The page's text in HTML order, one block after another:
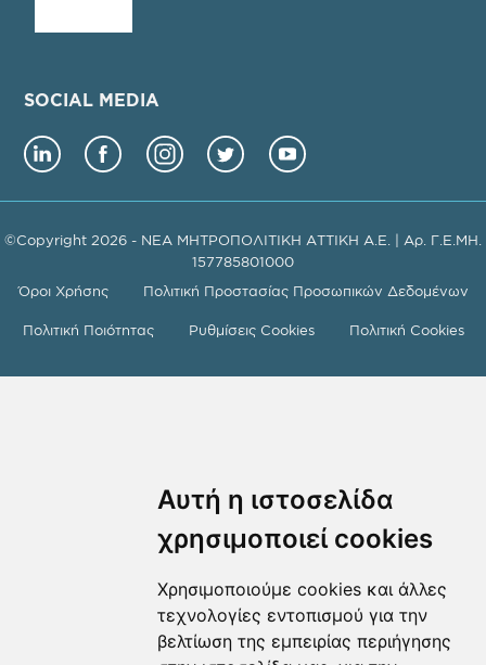
Αυτή η ιστοσελίδα
χρησιμοποιεί cookies
Χρησιμοποιούμε cookies και άλλες
τεχνολογίες εντοπισμού για την
βελτίωση της εμπειρίας περιήγησης
SOCIAL MEDIA
©Copyright 2026 - ΝΕΑ ΜΗΤΡΟΠΟΛΙΤΙΚΗ ΑΤΤΙΚΗ Α.Ε. | Αρ. Γ.Ε.ΜΗ.
157785801000
Όροι Χρήσης
Πολιτική Προστασίας Προσωπικών Δεδομένων
Πολιτική Ποιότητας Ρυθμίσεις Cookies Πολιτική Cookies